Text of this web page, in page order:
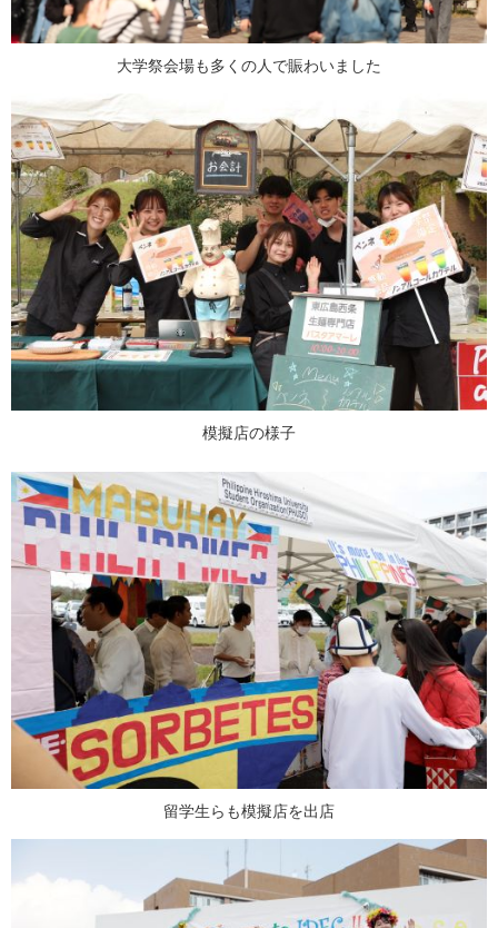
大学祭会場も多くの人で賑わいました
模擬店の様子
留学生らも模擬店を出店